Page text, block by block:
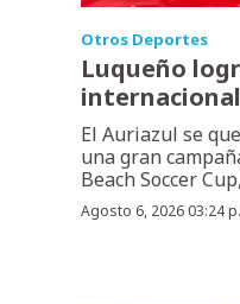
Otros Deportes
Luqueño
El Auriazul se
una gran
Beach Soccer
Agosto 6, 2026 03:24